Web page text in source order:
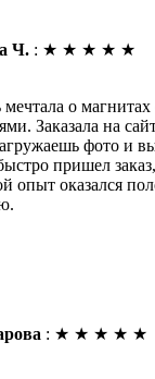
Ч. : ★ ★ ★ ★ ★
о
Заказала на
фото и
пришел
опыт оказался
: ★ ★ ★ ★ ★